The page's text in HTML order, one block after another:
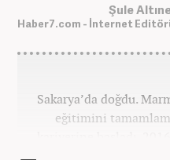
Şule
Haber7.com - İnternet
Sakarya’da doğdu.
eğitimini
kariyerine başladı.